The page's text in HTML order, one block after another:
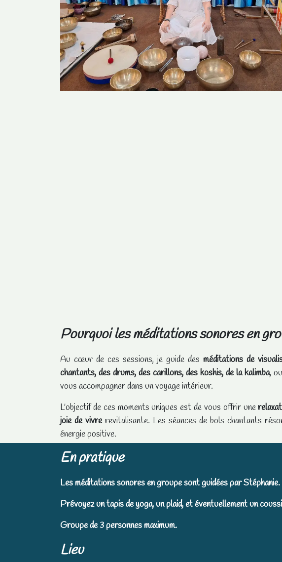
Pourquoi les méditations sonores en
Au cœur de ces sessions, je guide des méditations de
chantants, des drums, des carillons, des koshis, de la kalimba,
vous accompagner dans un voyage intérieur.
L'objectif de ces moments uniques est de vous offrir une
joie de vivrerevitalisante. Les séances de bols chantants
énergie positive.
En pratique
Les méditations sonores en groupe sont guidées par Stéphanie.
Prévoyez un tapis de yoga, un plaid, et éventuellement un
Groupe de 3 personnes maximum.
Lieu